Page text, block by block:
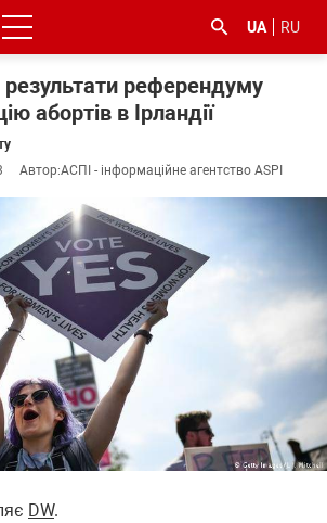
UA RU
результати референдуму
абортів в Ірландії
Автор:АСПІ - інформаційне агентство ASPI
DW.
#ДФС #Київ #коронавірус